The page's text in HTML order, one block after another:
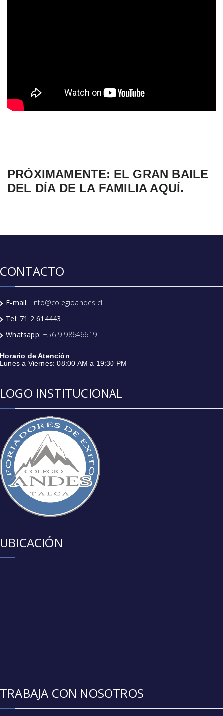
PRÓXIMAMENTE: EL GRAN BAILE
DEL DÍA DE LA FAMILIA AQUÍ.
CONTACTO
E-mail: info@colegioandes.cl
Tel: 71 2 614443
Whatsapp: +56 9 98646619
Horario de Atención
Lunes a Viernes: 08:00 AM a 19:30 PM
LOGO INSTITUCIONAL
UBICACIÓN
TRABAJA CON NOSOTROS